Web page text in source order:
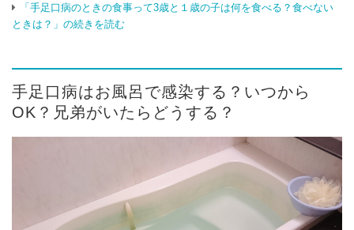
「手足口病のときの食事って3歳と１歳の子は何を食べる？食べない
ときは？」の続きを読む
手足口病はお風呂で感染する？いつから
OK？兄弟がいたらどうする？